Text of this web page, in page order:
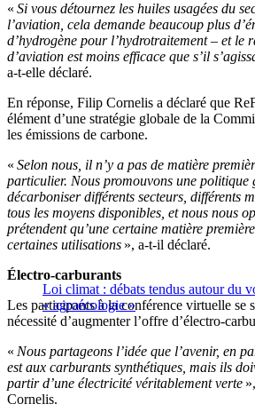
« Si vous détournez les huiles usagées du
l’aviation, cela demande beaucoup plus
d’hydrogène pour l’hydrotraitement – et le
d’aviation est moins efficace que s’il
a-t-elle déclaré.
En réponse, Filip Cornelis a déclaré que
élément d’une stratégie globale de la
les émissions de carbone.
« Selon nous, il n’y a pas de matière
particulier. Nous promouvons une politique
décarboniser différents secteurs, différents
tous les moyens disponibles, et nous nous
prétendent qu’une certaine matière
certaines utilisations », a-t-il déclaré.
Loi climat : débats tendus autour du
« agroécologie »
Électro-carburants
Les participants à la conférence virtuelle se
nécessité d’augmenter l’offre d’électro-
« Nous partageons l’idée que l’avenir, en
est aux carburants synthétiques, mais ils
partir d’une électricité véritablement verte
Cornelis.